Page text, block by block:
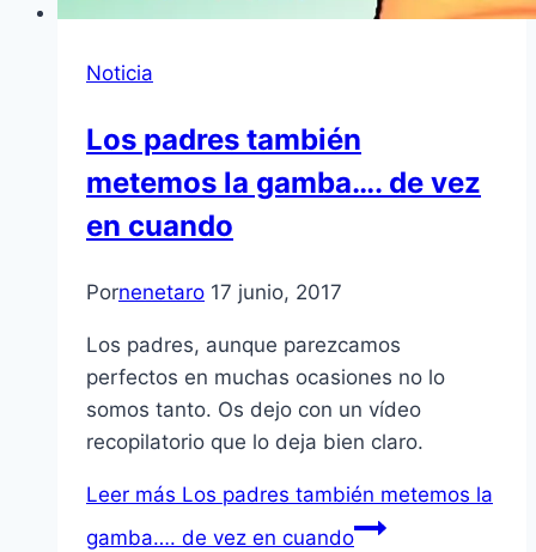
Noticia
Los padres también
metemos la gamba…. de vez
en cuando
Pornenetaro 17 junio, 2017
Los padres, aunque parezcamos
perfectos en muchas ocasiones no lo
somos tanto. Os dejo con un vídeo
recopilatorio que lo deja bien claro.
Leer más Los padres también metemos la
gamba…. de vez en cuando